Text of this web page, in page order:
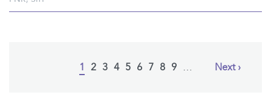
Current
1 Page
2 Page
3 Page
4 Page
5 Page
6 Page
7 Page
8 Page
9 …
Next
Next ›